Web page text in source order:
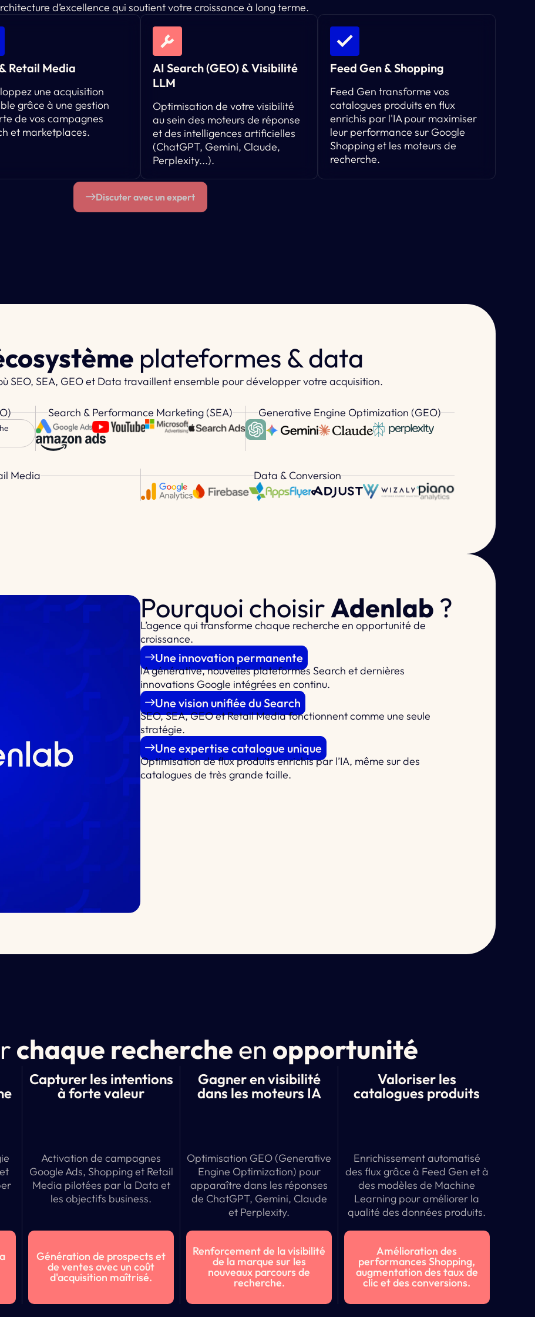
d’excellence qui soutient votre croissance à long terme.
Retail Media
une acquisition
grâce à une gestion
de vos campagnes
et marketplaces.
AI Search (GEO) & Visibilité
LLM
Optimisation de votre visibilité
au sein des moteurs de réponse
et des intelligences artificielles
(ChatGPT, Gemini, Claude,
Perplexity...).
Feed Gen & Shopping
Feed Gen transforme vos
catalogues produits en flux
enrichis par l'IA pour maximiser
leur performance sur Google
Shopping et les moteurs de
recherche.
Discuter avec un expert
plateformes & data
SEO, SEA, GEO et Data travaillent ensemble pour développer votre acquisition.
Search & Performance Marketing (SEA) Generative Engine Optimization (GEO)
Media Data & Conversion
Pourquoi choisirAdenlab ?
L’agence qui transforme chaque recherche en opportunité de
croissance.
Une innovation permanente
IA générative, nouvelles plateformes Search et dernières
innovations Google intégrées en continu.
Une vision unifiée du Search
SEO, SEA, GEO et Retail Media fonctionnent comme une seule
stratégie.
Une expertise catalogue unique
Optimisation de flux produits enrichis par l’IA, même sur des
catalogues de très grande taille.
chaque rechercheen opportunité
Capturer les intentions
à forte valeur
Gagner en visibilité
dans les moteurs IA
Valoriser les
catalogues produits
Activation de campagnes
Google Ads, Shopping et Retail
Media pilotées par la Data et
les objectifs business.
Optimisation GEO (Generative
Engine Optimization) pour
apparaître dans les réponses
de ChatGPT, Gemini, Claude
et Perplexity.
Enrichissement automatisé
des flux grâce à Feed Gen et à
des modèles de Machine
Learning pour améliorer la
qualité des données produits.
Génération de prospects et
de ventes avec un coût
d'acquisition maîtrisé.
Renforcement de la visibilité
de la marque sur les
nouveaux parcours de
recherche.
Amélioration des
performances Shopping,
augmentation des taux de
clic et des conversions.